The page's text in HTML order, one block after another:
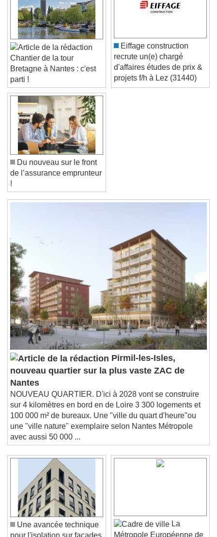
Color Opacity
Caption Area Background
Color Opacity
Font Size
Text Edge Style
Font Family
Reset
Done
Close Modal Dialog
Chantier de la tour
Bretagne à Nantes : c'est
parti !
Eiffage construction
recrute un(e) chargé
d'affaires études de prix &
Du nouveau sur le front
de l’assurance emprunteur
!
Pirmil-les-Isles,
nouveau quartier sur la plus vaste ZAC de
Nantes
NOUVEAU QUARTIER. D'ici à 2028 vont se construire
sur 4 kilomètres en bord en de Loire 3 300 logements et
100 000 m² de bureaux. Une "ville du quart d'heure"ou
une "ville nature" exemplaire selon Nantes Métropole
avec aussi 50 000 ...
Une avancée technique
La